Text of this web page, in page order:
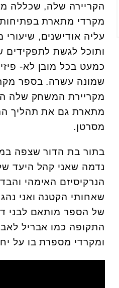
הקריירה שלה, שכללה
מקרדי מתארת
עליה אודישנים,
ותוכל לגשת לתפקידים
כמעט בכל מובן לא-
שמונה עשרה. בספר
מקריירת המשחק שלה
מתארת גם את תהליך
מסרטן.
בתור בת הדור שצפה
נדמה שאני קהל היעד
הנרקיסיזם האימהי
שאחותי הקטנה ואני
של הספר מותאם לבני
התקופה כמו אבריל
ומקרדי מספרת בו על